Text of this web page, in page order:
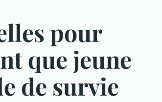
pour
que jeune
de survie